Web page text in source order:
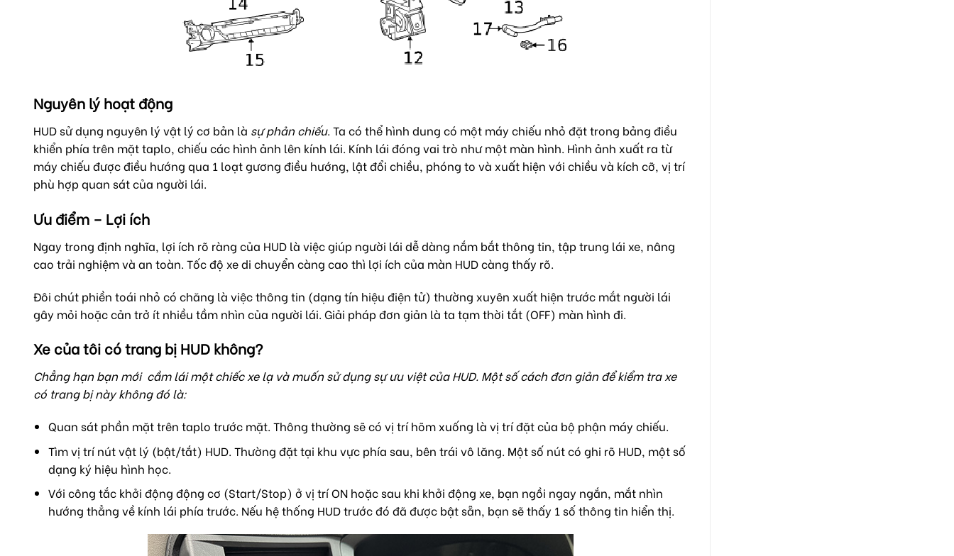
Nguyên lý hoạt động
HUD sử dụng nguyên lý vật lý cơ bản là sự phản chiếu. Ta có thể hình dung có một máy chiếu nhỏ đặt trong bảng điều
khiển phía trên mặt taplo, chiếu các hình ảnh lên kính lái. Kính lái đóng vai trò như một màn hình. Hình ảnh xuất ra từ
máy chiếu được điều hướng qua 1 loạt gương điều hướng, lật đổi chiều, phóng to và xuất hiện với chiều và kích cỡ, vị trí
phù hợp quan sát của người lái.
Ưu điểm – Lợi ích
Ngay trong định nghĩa, lợi ích rõ ràng của HUD là việc giúp người lái dễ dàng nắm bắt thông tin, tập trung lái xe, nâng
cao trải nghiệm và an toàn. Tốc độ xe di chuyển càng cao thì lợi ích của màn HUD càng thấy rõ.
Đôi chút phiền toái nhỏ có chăng là việc thông tin (dạng tín hiệu điện tử) thường xuyên xuất hiện trước mắt người lái
gây mỏi hoặc cản trở ít nhiều tầm nhìn của người lái. Giải pháp đơn giản là ta tạm thời tắt (OFF) màn hình đi.
Xe của tôi có trang bị HUD không?
Chẳng hạn bạn mới cầm lái một chiếc xe lạ và muốn sử dụng sự ưu việt của HUD. Một số cách đơn giản để kiểm tra xe
có trang bị này không đó là:
Quan sát phần mặt trên taplo trước mặt. Thông thường sẽ có vị trí hõm xuống là vị trí đặt của bộ phận máy chiếu.
Tìm vị trí nút vật lý (bật/tắt) HUD. Thường đặt tại khu vực phía sau, bên trái vô lăng. Một số nút có ghi rõ HUD, một số
dạng ký hiệu hình học.
Với công tắc khởi động động cơ (Start/Stop) ở vị trí ON hoặc sau khi khởi động xe, bạn ngồi ngay ngắn, mắt nhìn
hướng thẳng về kính lái phía trước. Nếu hệ thống HUD trước đó đã được bật sẵn, bạn sẽ thấy 1 số thông tin hiển thị.